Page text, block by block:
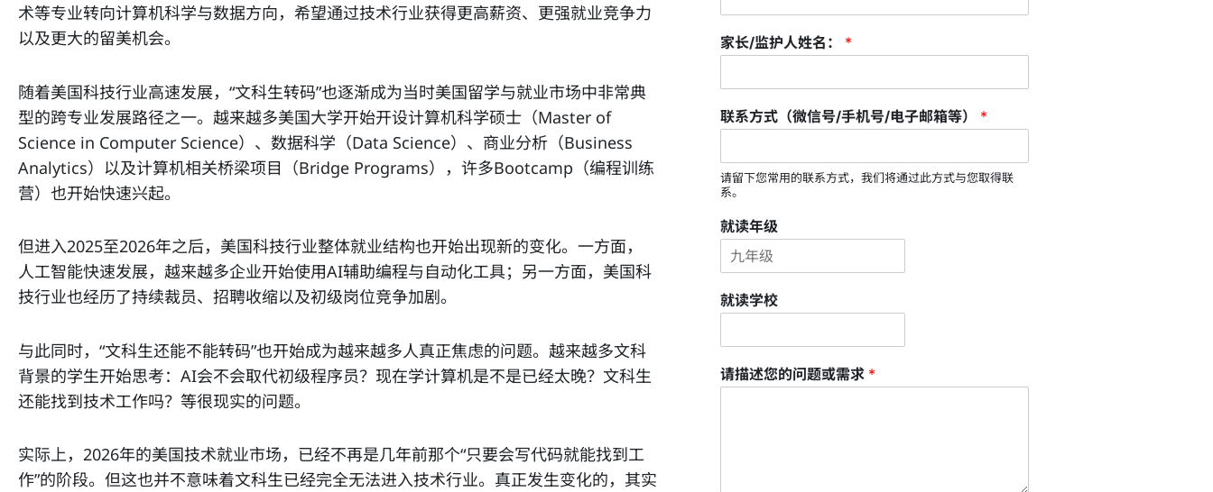
术等专业转向计算机科学与数据方向，希望通过技术行业获得更高薪资、更强就业竞争力
以及更大的留美机会。
随着美国科技行业高速发展，“文科生转码”也逐渐成为当时美国留学与就业市场中非常典
型的跨专业发展路径之一。越来越多美国大学开始开设计算机科学硕士（Master of
Science in Computer Science）、数据科学（Data Science）、商业分析（Business
Analytics）以及计算机相关桥梁项目（Bridge Programs），许多Bootcamp（编程训练
营）也开始快速兴起。
但进入2025至2026年之后，美国科技行业整体就业结构也开始出现新的变化。一方面，
人工智能快速发展，越来越多企业开始使用AI辅助编程与自动化工具；另一方面，美国科
技行业也经历了持续裁员、招聘收缩以及初级岗位竞争加剧。
与此同时，“文科生还能不能转码”也开始成为越来越多人真正焦虑的问题。越来越多文科
背景的学生开始思考：AI会不会取代初级程序员？现在学计算机是不是已经太晚？文科生
还能找到技术工作吗？等很现实的问题。
实际上，2026年的美国技术就业市场，已经不再是几年前那个“只要会写代码就能找到工
作”的阶段。但这也并不意味着文科生已经完全无法进入技术行业。真正发生变化的，其实
家长/监护人姓名： *
联系方式（微信号/手机号/电子邮箱等） *
请留下您常用的联系方式，我们将通过此方式与您取得联
系。
就读年级
就读学校
请描述您的问题或需求 *